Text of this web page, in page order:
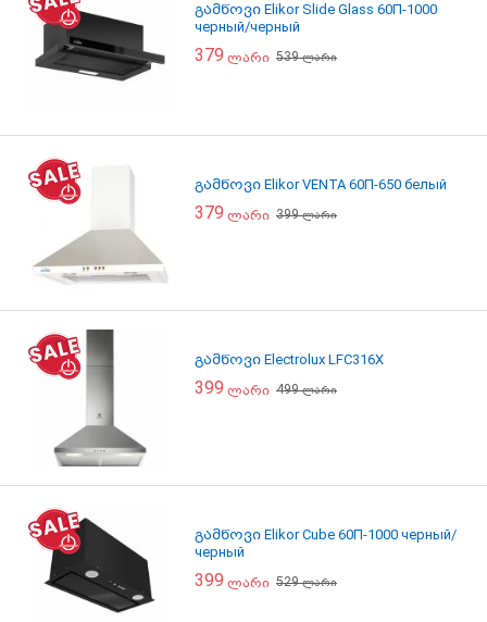
გამწოვი Elikor Slide Glass 60П-1000
черный/черный
379 ლარი 539ლარი
გამწოვი Elikor VENTA 60П-650 белый
379 ლარი 399ლარი
გამწოვი Electrolux LFC316X
399 ლარი 499ლარი
გამწოვი Elikor Cube 60П-1000 черный/
черный
399 ლარი 529ლარი